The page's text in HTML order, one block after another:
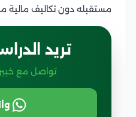
مستقبله دون تكاليف مالية
تريد
تواصل مع